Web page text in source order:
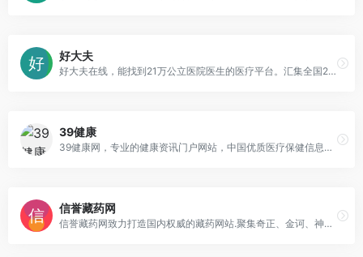
好大夫
好大夫在线，能找到21万公立医院医生的医疗平台。汇集全国21万+优质医疗权威专家，为患者提供网上看病、挂专家号，在线开药，线上买药，线上复诊，网络预约手术等全方位服务；患者通过好大夫在线获得全国优质医疗专家的权威诊治，小病大病网上就诊，让行医简单，看病不难。
39健康
39健康网，专业的健康资讯门户网站，中国优质医疗保健信息与在线健康服务平台，医疗保健类网站杰出代表，荣获中国标杆品牌称号。提供专业、完善的健康信息服务，包括疾病，保健，健康新闻，专家咨询，病友论坛，男科，妇科，育儿，性爱，心理，整形，减肥，药品，急救，中医，美容，饮食，健身，医院查询，医生查询，疾病查询，药品查询，疾病自测等频道。
信誉藏药网
信誉藏药网致力打造国内权威的藏药网站.聚集奇正、金诃、神水、甘露、神猴等众多品牌藏药。